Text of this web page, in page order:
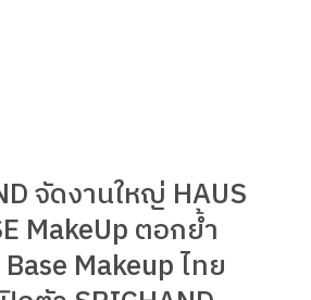
จัดงานใหญ่ HAUS
MakeUp ตอกย้ำ
Makeup ไทย